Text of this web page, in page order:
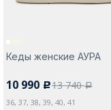
Кеды женские АУРА
10 990 c13 740a
36, 37, 38, 39, 40, 41